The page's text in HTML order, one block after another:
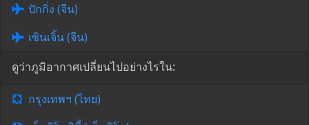
ปักกิ่ง (จีน)
เซินเจิ้น (จีน)
ดูว่าภูมิอากาศเปลี่ยนไปอย่างไรใน:
กรุงเทพฯ (ไทย)